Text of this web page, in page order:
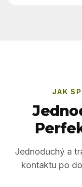
JAK
Jednoduchý a
kontaktu po